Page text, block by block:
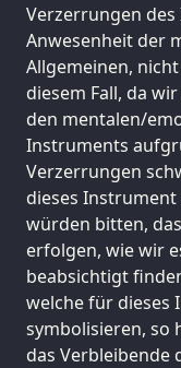
Verzerrungen
Anwesenheit der
Allgemeinen,
diesem Fall, da
den mentalen/
Instruments
Verzerrungen
dieses
würden bitten,
erfolgen, wie wir
beabsichtigt
welche für dieses
symbolisieren, so
das Verbleibende